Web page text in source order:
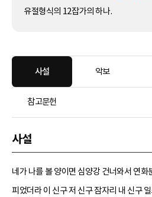
유절형식의 12잡가의 하나.
사설 악보
참고문헌
사설
네가 나를 볼 양이면 심양강 건너와서 연화
피었더라 이 신구 저 신구 잠자리 내 신구